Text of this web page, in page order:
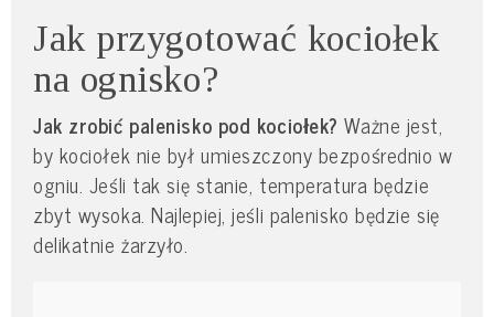
Jak przygotować kociołek
na ognisko?
Jak zrobić palenisko pod kociołek? Ważne jest,
by kociołek nie był umieszczony bezpośrednio w
ogniu. Jeśli tak się stanie, temperatura będzie
zbyt wysoka. Najlepiej, jeśli palenisko będzie się
delikatnie żarzyło.